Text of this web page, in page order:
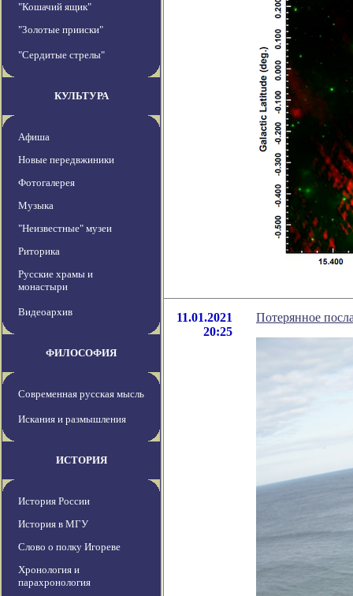
"Кошачий ящик"
"Золотые прииски"
"Сердитые стрелы"
КУЛЬТУРА
Афиша
Новые передвжиники
Фотогалерея
Музыка
"Неизвестные" музеи
Риторика
Русские храмы и
монастыри
Видеоархив
ФИЛОСОФИЯ
Современная русская мысль
Искания и размышления
ИСТОРИЯ
История России
История в МГУ
Слово о полку Игореве
Хронология и
парахронология
11.01.2021
20:25
Потерянное